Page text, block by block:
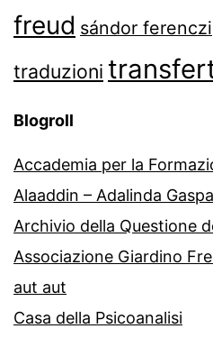
freud sándor ferenczi
traduzioni
Blogroll
Accademia per la
Alaaddin – Adalinda
Archivio della Questione
Associazione Giardino
aut aut
Casa della Psicoanalisi